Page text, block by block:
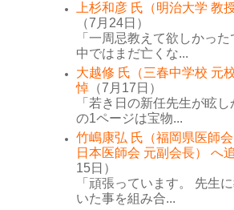
上杉和彦 氏（明治大学 教
（7月24日）
「一周忌教えて欲しかっ
中ではまだ亡くな...
大越修 氏（三春中学校 元
悼 （7月17日）
「若き日の新任先生が眩
の1ページは宝物...
竹嶋康弘 氏（福岡県医師会
日本医師会 元副会長） へ
15日）
「頑張っています。 先生
いた事を組み合...